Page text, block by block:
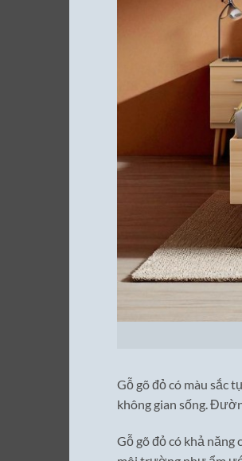
Gỗ gõ đỏ có màu sắc
không gian sống.
Gỗ gõ đỏ có khả